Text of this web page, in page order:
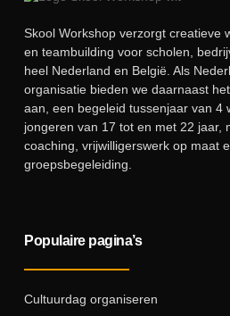
Skool Workshop verzorgt creatieve
en teambuilding voor scholen,
heel Nederland en België. Als
organisatie bieden we daarnaast
aan, een begeleid tussenjaar van 4
jongeren van 17 tot en met 22 jaar,
coaching, vrijwilligerswerk op maat
groepsbegeleiding.
Populaire pagina’s
Cultuurdag organiseren